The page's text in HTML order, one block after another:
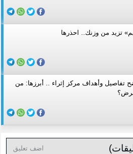
تزيد من وزنك.. احذرها
تفاصيل وأهداف مركز إثراء .. أبرزها: من
اضف تعليق